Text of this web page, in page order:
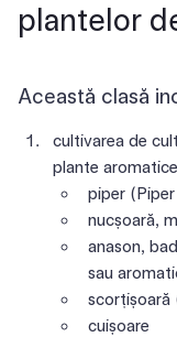
plantelor
Această clasă
cultivarea de
plante
piper
nucșoară,
anason,
sau
scorțișoară
cuișoare